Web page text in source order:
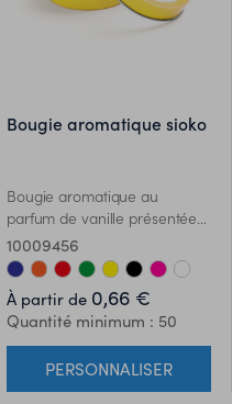
bougie aromatique sioko
Bougie aromatique au
parfum de vanille présentée
dans un original pot en métal
avec fenêtre transparente
dans une palette variée de
couleurs vives.
10009456
À partir de 0,66 €
Quantité minimum : 50
PERSONNALISER